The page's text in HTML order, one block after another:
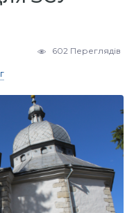
602 Переглядів